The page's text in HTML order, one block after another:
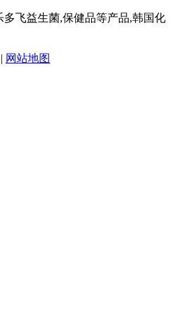
飞益生菌,保健品等产品,韩国化
| 网站地图